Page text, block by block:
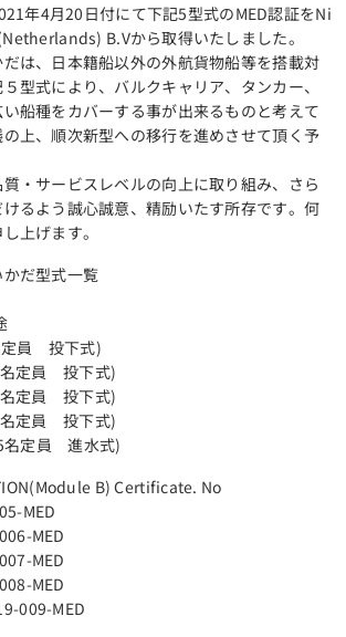
年4月20日付にて下記5型式のMED認証をNi
B.Vから取得いたしました。
は、日本籍船以外の外航貨物船等を搭載対
型式により、バルクキャリア、タンカー、
船種をカバーする事が出来るものと考えて
上、順次新型への移行を進めさせて頂く予
・サービスレベルの向上に取り組み、さら
るよう誠心誠意、精励いたす所存です。何
上げます。
だ型式一覧
名定員 投下式)
定員 投下式)
定員 投下式)
名定員 投下式)
(25名定員 進水式)
B) Certificate. No
MED
MED
MED
MED
009-MED